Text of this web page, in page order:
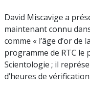
David Miscavige a
maintenant connu
comme « l’âge d’or de
programme de RTC le
Scientologie ; il
d’heures de